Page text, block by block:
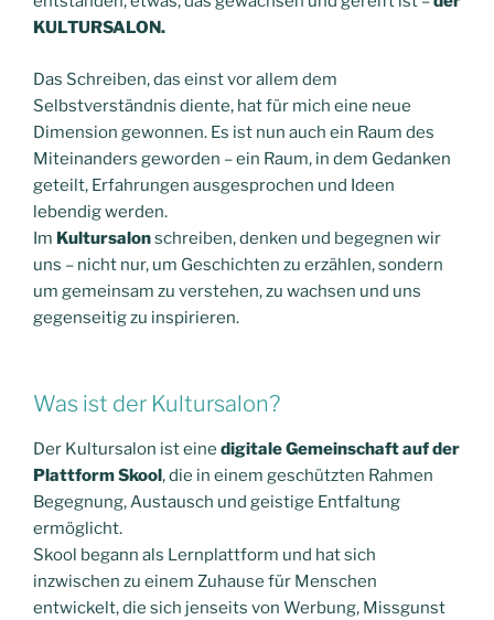
KULTURSALON.
Das Schreiben, das einst vor allem dem
Selbstverständnis diente, hat für mich eine neue
Dimension gewonnen. Es ist nun auch ein Raum des
Miteinanders geworden – ein Raum, in dem Gedanken
geteilt, Erfahrungen ausgesprochen und Ideen
lebendig werden.
Im Kultursalonschreiben, denken und begegnen wir
uns – nicht nur, um Geschichten zu erzählen, sondern
um gemeinsam zu verstehen, zu wachsen und uns
gegenseitig zu inspirieren.
Was ist der Kultursalon?
Der Kultursalon ist eine digitale Gemeinschaft auf der
Plattform Skool, die in einem geschützten Rahmen
Begegnung, Austausch und geistige Entfaltung
ermöglicht.
Skool begann als Lernplattform und hat sich
inzwischen zu einem Zuhause für Menschen
entwickelt, die sich jenseits von Werbung, Missgunst